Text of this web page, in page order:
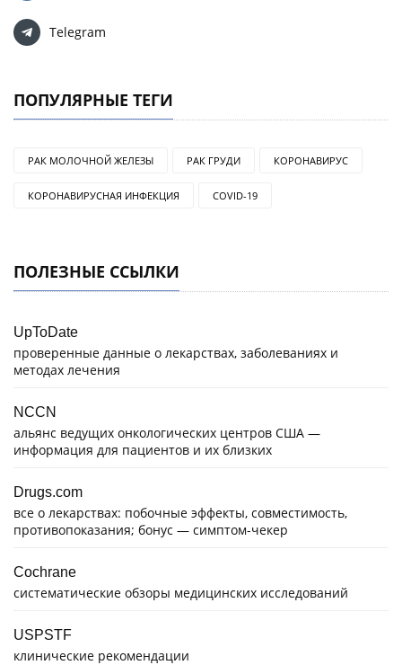
Telegram
ПОПУЛЯРНЫЕ ТЕГИ
РАК МОЛОЧНОЙ ЖЕЛЕЗЫ РАК ГРУДИ КОРОНАВИРУС
КОРОНАВИРУСНАЯ ИНФЕКЦИЯ COVID-19
ПОЛЕЗНЫЕ ССЫЛКИ
UpToDate
проверенные данные о лекарствах, заболеваниях и
методах лечения
NCCN
альянс ведущих онкологических центров США —
информация для пациентов и их близких
Drugs.com
все о лекарствах: побочные эффекты, совместимость,
противопоказания; бонус — симптом-чекер
Cochrane
систематические обзоры медицинских исследований
USPSTF
клинические рекомендации